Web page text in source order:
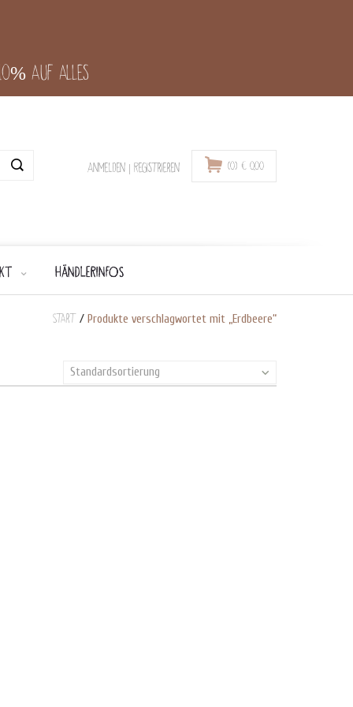
auf alles
Anmelden | Registrieren (0) € 0,00
HÄNDLERINFOS
Start / Produkte verschlagwortet mit „Erdbeere“
Standardsortierung